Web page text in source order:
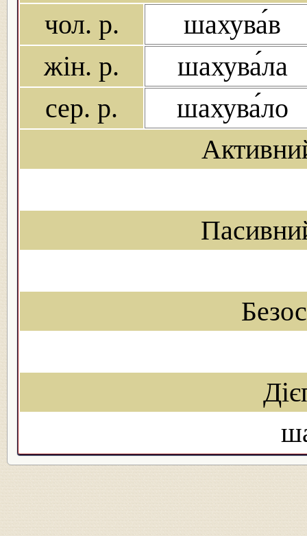
чол. р.
шахува́в
жін. р.
шахува́ла
сер. р.
шахува́ло